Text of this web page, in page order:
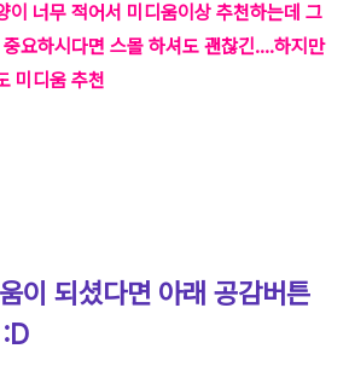
이 너무 적어서 미디움이상 추천하는데 그
요하시다면 스몰 하셔도 괜찮긴....하지만
미디움 추천
이 되셨다면 아래 공감버튼